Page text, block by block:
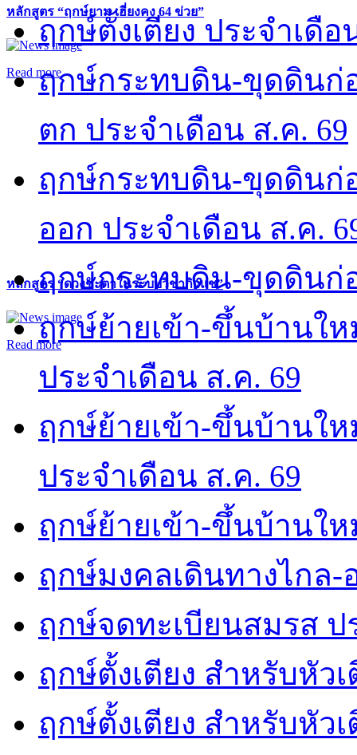
หลักสูตร “ฤกษ์ยาม เฮี่ยงคง 64 ข่วย”
Read more
หลักสูตร “ดวงชะตาในระบบวิชากิวแช”
Read more
ฤกษ์ตั้งเตียง ประจำเดือ
ฤกษ์กระทบดิน-ขุดดินก่
ตก ประจำเดือน ส.ค. 69
ฤกษ์กระทบดิน-ขุดดินก่
ออก ประจำเดือน ส.ค.
ฤกษ์กระทบดิน-ขุดดินก่
ฤกษ์ย้ายเข้า-ขึ้นบ้านใ
ประจำเดือน ส.ค. 69
ฤกษ์ย้ายเข้า-ขึ้นบ้านใ
ประจำเดือน ส.ค. 69
ฤกษ์ย้ายเข้า-ขึ้นบ้านให
ฤกษ์มงคลเดินทางไกล-
ฤกษ์จดทะเบียนสมรส ป
ฤกษ์ตั้งเตียง สำหรับหัว
ฤกษ์ตั้งเตียง สำหรับหัว